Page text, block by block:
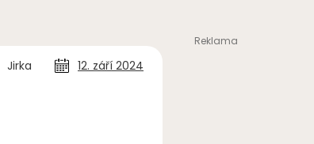
Jirka 12. září 2024